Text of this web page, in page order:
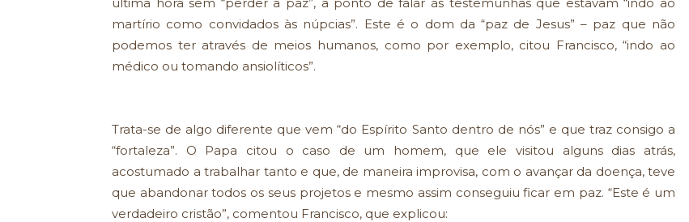
martírio como convidados às núpcias”. Este é o dom da “paz de Jesus” – paz que não
podemos ter através de meios humanos, como por exemplo, citou Francisco, “indo ao
médico ou tomando ansiolíticos”.
Trata-se de algo diferente que vem “do Espírito Santo dentro de nós” e que traz consigo a
“fortaleza”. O Papa citou o caso de um homem, que ele visitou alguns dias atrás,
acostumado a trabalhar tanto e que, de maneira improvisa, com o avançar da doença, teve
que abandonar todos os seus projetos e mesmo assim conseguiu ficar em paz. “Este é um
verdadeiro cristão”, comentou Francisco, que explicou: